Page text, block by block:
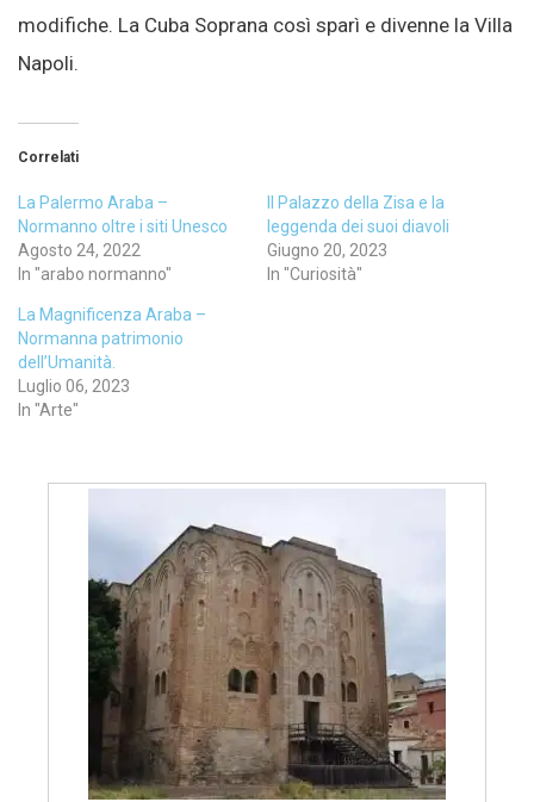
modifiche. La Cuba Soprana così sparì e divenne la Villa
Napoli.
Correlati
La Palermo Araba –
Normanno oltre i siti Unesco
Agosto 24, 2022
In "arabo normanno"
Il Palazzo della Zisa e la
leggenda dei suoi diavoli
Giugno 20, 2023
In "Curiosità"
La Magnificenza Araba –
Normanna patrimonio
dell’Umanità.
Luglio 06, 2023
In "Arte"